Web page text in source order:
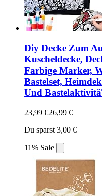
Diy Decke Zum
Kuscheldecke,
Farbige Marker,
Bastelset,
Und
23,99 €26,99 €
Du sparst 3,00 €
11% Sale